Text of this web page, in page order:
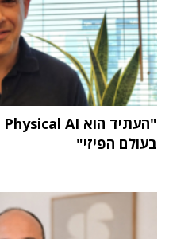
בעולם הפיזי"